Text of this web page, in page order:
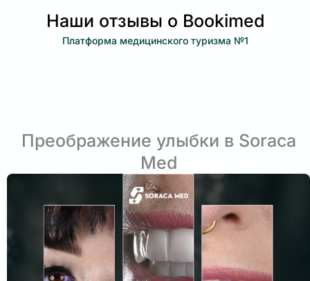
Наши отзывы о Bookimed
Платформа медицинского туризма №1
Преображение улыбки в Soraca
Med